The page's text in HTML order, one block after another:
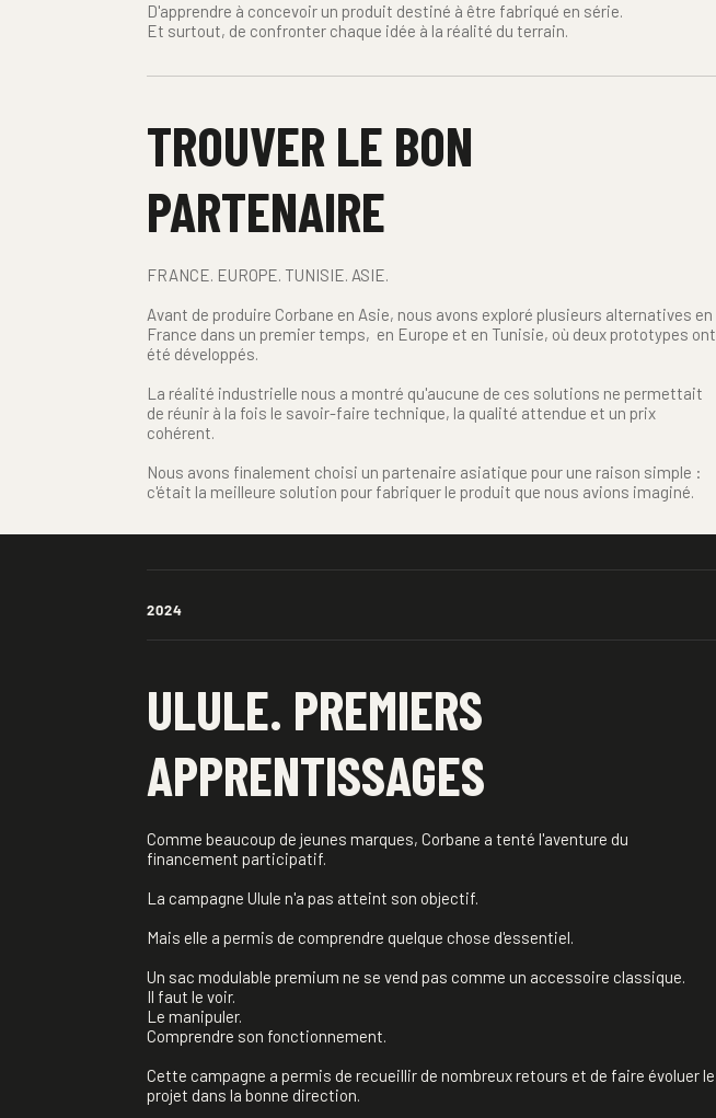
D'apprendre à concevoir un produit destiné à être fabriqué en série.
Et surtout, de confronter chaque idée à la réalité du terrain.
TROUVER LE BON
PARTENAIRE
FRANCE. EUROPE. TUNISIE. ASIE.
Avant de produire Corbane en Asie, nous avons exploré plusieurs alternatives en
France dans un premier temps,  en Europe et en Tunisie, où deux prototypes ont
été développés.
La réalité industrielle nous a montré qu'aucune de ces solutions ne permettait
de réunir à la fois le savoir-faire technique, la qualité attendue et un prix
cohérent.
Nous avons finalement choisi un partenaire asiatique pour une raison simple :
c'était la meilleure solution pour fabriquer le produit que nous avions imaginé.
2024
ULULE. PREMIERS
APPRENTISSAGES
Comme beaucoup de jeunes marques, Corbane a tenté l'aventure du
financement participatif.
La campagne Ulule n'a pas atteint son objectif.
Mais elle a permis de comprendre quelque chose d'essentiel.
Un sac modulable premium ne se vend pas comme un accessoire classique.
Il faut le voir.
Le manipuler.
Comprendre son fonctionnement.
Cette campagne a permis de recueillir de nombreux retours et de faire évoluer le
projet dans la bonne direction.